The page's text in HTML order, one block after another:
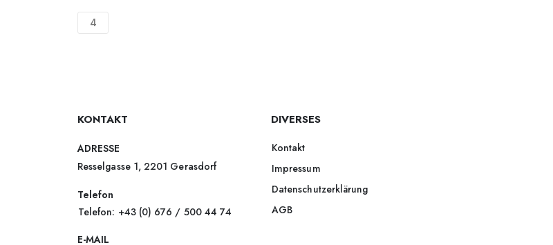
4
KONTAKT
ADRESSE
Resselgasse 1, 2201 Gerasdorf
Telefon
Telefon: +43 (0) 676 / 500 44 74
E-MAIL
DIVERSES
Kontakt
Impressum
Datenschutzerklärung
AGB